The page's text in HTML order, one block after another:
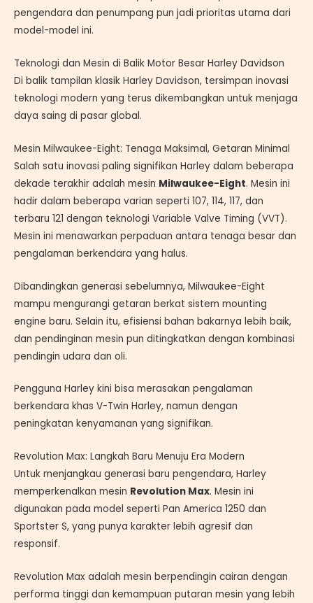
pengendara dan penumpang pun jadi prioritas utama dari
model-model ini.
Teknologi dan Mesin di Balik Motor Besar Harley Davidson
Di balik tampilan klasik Harley Davidson, tersimpan inovasi
teknologi modern yang terus dikembangkan untuk menjaga
daya saing di pasar global.
Mesin Milwaukee-Eight: Tenaga Maksimal, Getaran Minimal
Salah satu inovasi paling signifikan Harley dalam beberapa
dekade terakhir adalah mesin Milwaukee-Eight. Mesin ini
hadir dalam beberapa varian seperti 107, 114, 117, dan
terbaru 121 dengan teknologi Variable Valve Timing (VVT).
Mesin ini menawarkan perpaduan antara tenaga besar dan
pengalaman berkendara yang halus.
Dibandingkan generasi sebelumnya, Milwaukee-Eight
mampu mengurangi getaran berkat sistem mounting
engine baru. Selain itu, efisiensi bahan bakarnya lebih baik,
dan pendinginan mesin pun ditingkatkan dengan kombinasi
pendingin udara dan oli.
Pengguna Harley kini bisa merasakan pengalaman
berkendara khas V-Twin Harley, namun dengan
peningkatan kenyamanan yang signifikan.
Revolution Max: Langkah Baru Menuju Era Modern
Untuk menjangkau generasi baru pengendara, Harley
memperkenalkan mesin Revolution Max. Mesin ini
digunakan pada model seperti Pan America 1250 dan
Sportster S, yang punya karakter lebih agresif dan
responsif.
Revolution Max adalah mesin berpendingin cairan dengan
performa tinggi dan kemampuan putaran mesin yang lebih